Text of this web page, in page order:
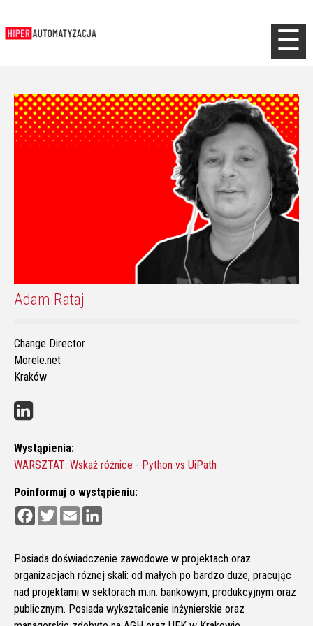
☰
Adam Rataj
Change Director
Morele.net
Kraków
Wystąpienia:
WARSZTAT: Wskaż różnice - Python vs UiPath
Poinformuj o wystąpieniu:
F
a
b
o
o
k
T
w
t
e
r
E
m
l
e
d
I
n
Posiada doświadczenie zawodowe w projektach oraz
organizacjach różnej skali: od małych po bardzo duże, pracując
nad projektami w sektorach m.in. bankowym, produkcyjnym oraz
publicznym. Posiada wykształcenie inżynierskie oraz